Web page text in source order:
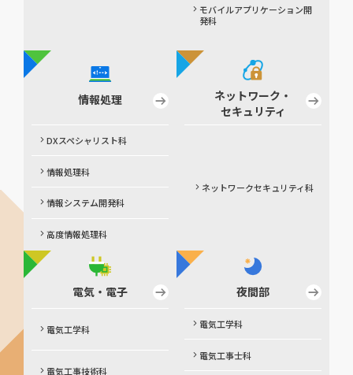
モバイルアプリケーション開
発科
情報処理
DXスペシャリスト科
情報処理科
情報システム開発科
高度情報処理科
ネットワーク・
セキュリティ
ネットワークセキュリティ科
電気・電子
電気工学科
電気工事技術科
夜間部
電気工学科
電気工事士科